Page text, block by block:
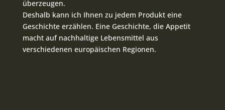
überzeugen.
Deshalb kann ich Ihnen zu jedem Produkt eine
Geschichte erzählen. Eine Geschichte, die Appetit
macht auf nachhaltige Lebensmittel aus
verschiedenen europäischen Regionen.